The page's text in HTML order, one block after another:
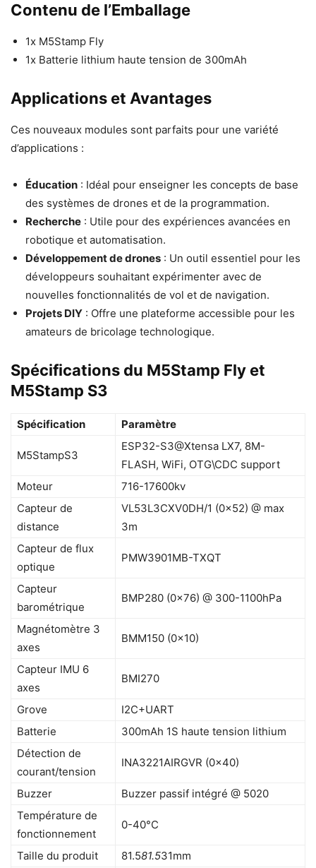
Contenu de l’Emballage
1x M5Stamp Fly
1x Batterie lithium haute tension de 300mAh
Applications et Avantages
Ces nouveaux modules sont parfaits pour une variété
d’applications :
Éducation : Idéal pour enseigner les concepts de base
des systèmes de drones et de la programmation.
Recherche : Utile pour des expériences avancées en
robotique et automatisation.
Développement de drones : Un outil essentiel pour les
développeurs souhaitant expérimenter avec de
nouvelles fonctionnalités de vol et de navigation.
Projets DIY : Offre une plateforme accessible pour les
amateurs de bricolage technologique.
Spécifications du M5Stamp Fly et
M5Stamp S3
Spécification Paramètre
M5StampS3
ESP32-S3@Xtensa LX7, 8M-
FLASH, WiFi, OTG\CDC support
Moteur
716-17600kv
Capteur de
distance
VL53L3CXV0DH/1 (0x52) @ max
3m
Capteur de flux
optique
PMW3901MB-TXQT
Capteur
barométrique
BMP280 (0x76) @ 300-1100hPa
Magnétomètre 3
axes
BMM150 (0x10)
Capteur IMU 6
axes
BMI270
Grove
I2C+UART
Batterie
300mAh 1S haute tension lithium
Détection de
courant/tension
INA3221AIRGVR (0x40)
Buzzer
Buzzer passif intégré @ 5020
Température de
fonctionnement
0-40°C
Taille du produit 81.581.531mm